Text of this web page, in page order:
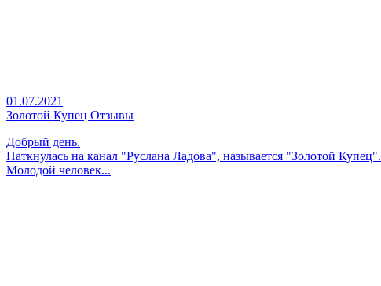
01.07.2021
Золотой Купец Отзывы
Добрый день.
Наткнулась на канал "Руслана Ладова", называется "Золотой Купец".
Молодой человек...